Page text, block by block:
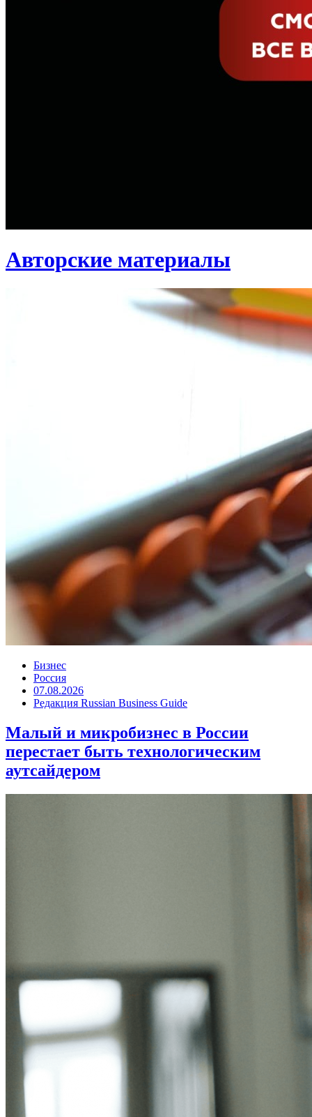
Авторские материалы
Бизнес
Россия
07.08.2026
Редакция Russian Business Guide
Малый и микробизнес в России
перестает быть технологическим
аутсайдером